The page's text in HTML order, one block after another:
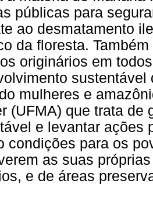
públicas para
ao desmatamento
da floresta.
originários em
mulheres e
(UFMA) que trata de
e levantar ações
condições para os
as suas
e de áreas